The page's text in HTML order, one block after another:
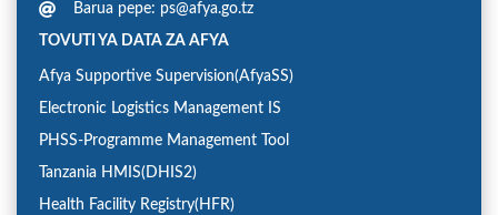
Barua pepe: ps@afya.go.tz
TOVUTI YA DATA ZA AFYA
Afya Supportive Supervision(AfyaSS)
Electronic Logistics Management IS
PHSS-Programme Management Tool
Tanzania HMIS(DHIS2)
Health Facility Registry(HFR)